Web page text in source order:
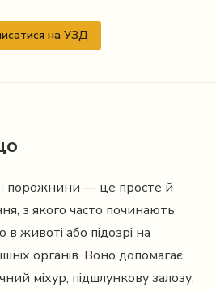
на УЗД
порожнини — це просте й
з якого часто починають
животі або підозрі на
органів. Воно допомагає
міхур, підшлункову залозу,